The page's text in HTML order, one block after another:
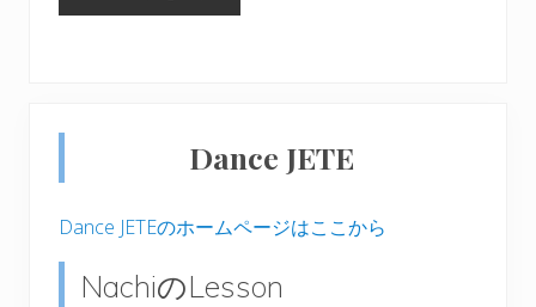
最
の
サ
Dance JETE
Dance JETEのホームページはここから
NachiのLesson